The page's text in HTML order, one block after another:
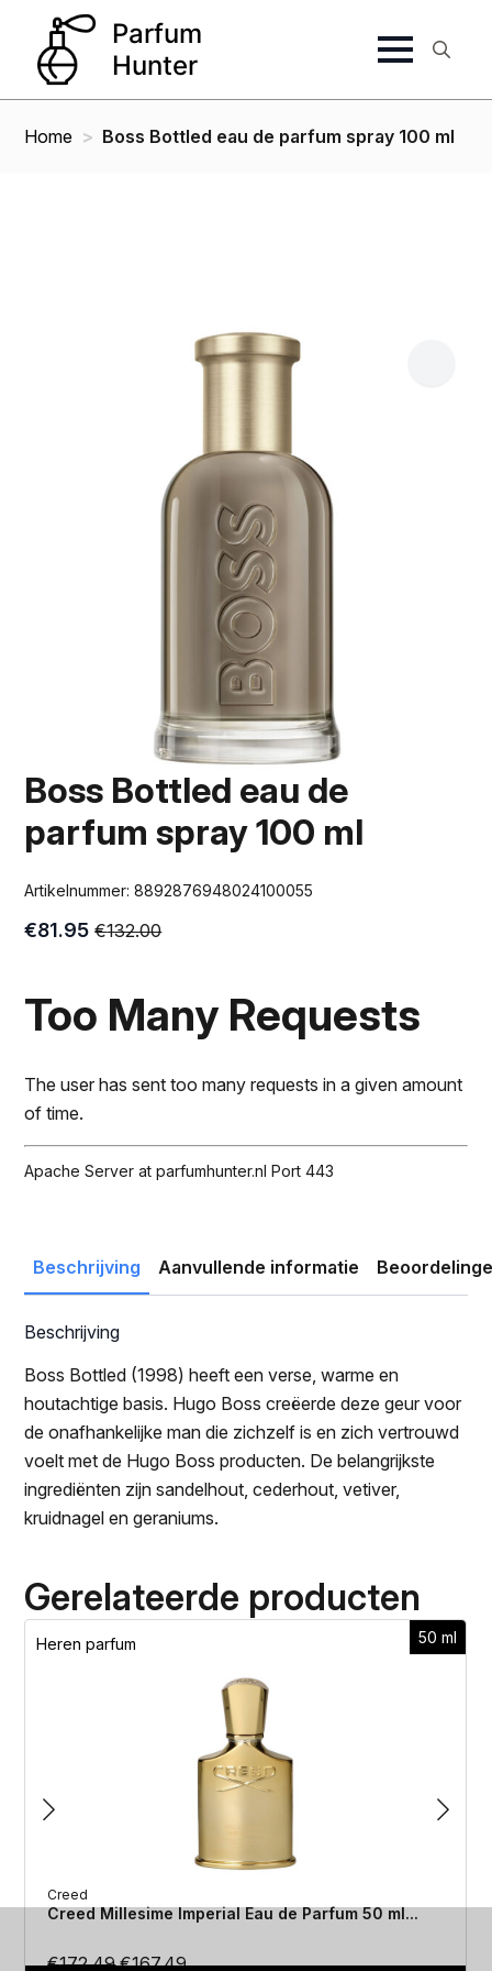
Home Boss Bottled eau de parfum spray 100 ml
Boss Bottled eau de
parfum spray 100 ml
Artikelnummer:8892876948024100055
€132.00
Oorspronkelijke
€132.00.
€81.95
Huidige
€81.95.
Too Many Requests
The user has sent too many requests in a given amount
of time.
Apache Server at parfumhunter.nl Port 443
Beschrijving Aanvullende informatie
Beschrijving
Boss Bottled (1998) heeft een verse, warme en
houtachtige basis. Hugo Boss creëerde deze geur voor
de onafhankelijke man die zichzelf is en zich vertrouwd
voelt met de Hugo Boss producten. De belangrijkste
ingrediënten zijn sandelhout, cederhout, vetiver,
kruidnagel en geraniums.
Gerelateerde producten
50 ml
Heren parfum
Creed
Creed Millesime Imperial Eau de Parfum 50 ml...
€172.49Oorspronkelijke
€167.49Huidige